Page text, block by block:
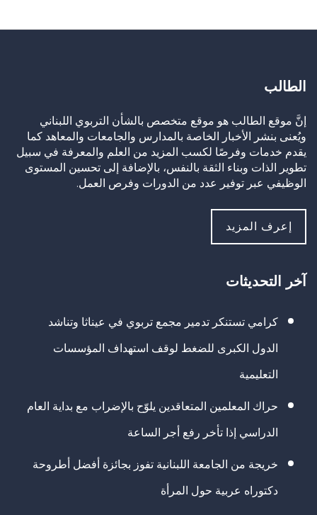
الطالب
إنَّ موقع الطالب هو موقع متخصص بالشأن التربوي اللبناني
ويُعنى بنشر الأخبار الخاصة بالمدارس والجامعات والمعاهد كما
يقدم خدمات وفرصًا لكسب المزيد من العلم والمعرفة في سبيل
تطوير الذات وبناء الثقة بالنفس، بالإضافة إلى تحسين المستوى
الوظيفي عبر توفير عدد من الدورات وفرص العمل.
إعرف المزيد
آخر التحديثات
كرامي تستنكر تدمير مجمع تربوي في عيناثا وتناشد
الدول الكبرى للضغط لوقف استهداف المؤسسات
التعليمية
حراك المعلمين المتعاقدين يلوّح بالإضراب مع بداية العام
الدراسي إذا تأخر رفع أجر الساعة
خريجة من الجامعة اللبنانية تفوز بجائزة أفضل أطروحة
دكتوراه عربية حول المرأة